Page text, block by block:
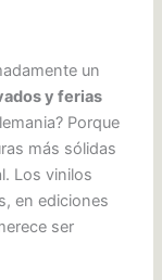
un
y ferias
Porque
más sólidas
Los vinilos
en ediciones
ser